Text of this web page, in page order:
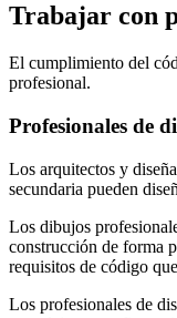
Trabajar con
El cumplimiento del
profesional.
Profesionales de
Los arquitectos y
secundaria pueden
Los dibujos
construcción de forma
requisitos de código
Los profesionales de